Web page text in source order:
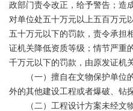
政部门责令改正，给予警告；造
对单位处五十万元以上五百万元
五十万元以下的罚款，责令承担
证机关降低资质等级；情节严重
千万元以下的罚款，由原发证机
（一）擅自在文物保护单位的
外的其他建设工程或者爆破、钻
（二）工程设计方案未经文物